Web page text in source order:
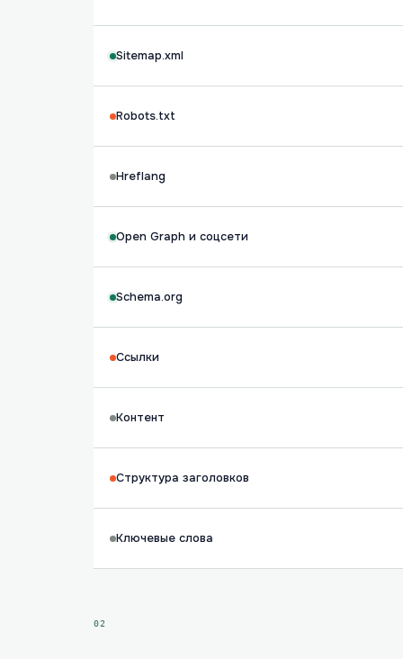
Sitemap.xml
Robots.txt
Hreflang
Open Graph и соцсети
Schema.org
Ссылки
Контент
Структура заголовков
Ключевые слова
02